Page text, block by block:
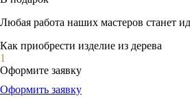
Любая работа наших мастеров станет
Как приобрести изделие из дерева
1
Оформите заявку
Оформить заявку